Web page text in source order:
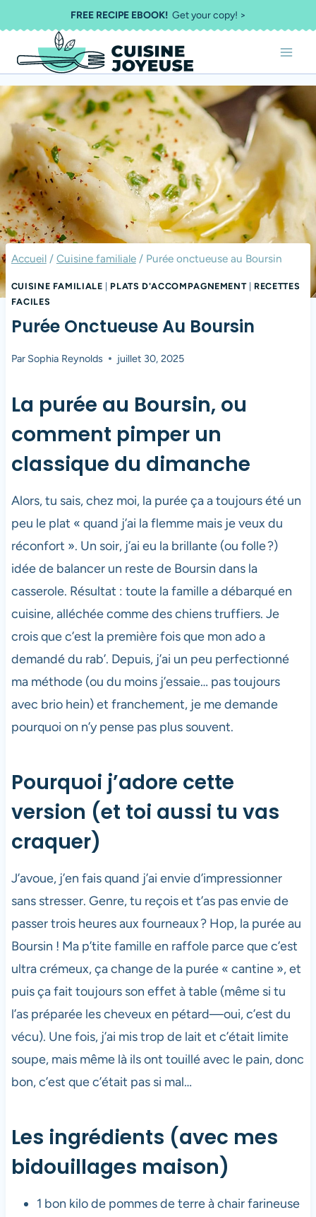
au
contenu
FREE RECIPE EBOOK!Get your copy! >
Accueil / Cuisine familiale / Purée onctueuse au Boursin
CUISINE FAMILIALE PLATS D'ACCOMPAGNEMENT| RECETTES
FACILES
Purée Onctueuse Au Boursin
Par Sophia Reynolds juillet 30, 2025
La purée au Boursin, ou
comment pimper un
classique du dimanche
Alors, tu sais, chez moi, la purée ça a toujours été un
peu le plat « quand j’ai la flemme mais je veux du
réconfort ». Un soir, j’ai eu la brillante (ou folle ?)
idée de balancer un reste de Boursin dans la
casserole. Résultat : toute la famille a débarqué en
cuisine, alléchée comme des chiens truffiers. Je
crois que c’est la première fois que mon ado a
demandé du rab’. Depuis, j’ai un peu perfectionné
ma méthode (ou du moins j’essaie… pas toujours
avec brio hein) et franchement, je me demande
pourquoi on n’y pense pas plus souvent.
Pourquoi j’adore cette
version (et toi aussi tu vas
craquer)
J’avoue, j’en fais quand j’ai envie d’impressionner
sans stresser. Genre, tu reçois et t’as pas envie de
passer trois heures aux fourneaux ? Hop, la purée au
Boursin ! Ma p’tite famille en raffole parce que c’est
ultra crémeux, ça change de la purée « cantine », et
puis ça fait toujours son effet à table (même si tu
l’as préparée les cheveux en pétard—oui, c’est du
vécu). Une fois, j’ai mis trop de lait et c’était limite
soupe, mais même là ils ont touillé avec le pain, donc
bon, c’est que c’était pas si mal…
Les ingrédients (avec mes
bidouillages maison)
1 bon kilo de pommes de terre à chair farineuse